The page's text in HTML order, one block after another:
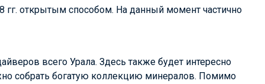
гг. открытым способом. На данный момент частично
всего Урала. Здесь также будет интересно
собрать богатую коллекцию минералов. Помимо